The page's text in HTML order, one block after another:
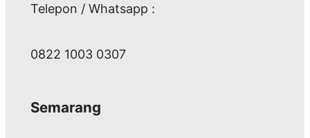
Telepon / Whatsapp :
0822 1003 0307
Semarang